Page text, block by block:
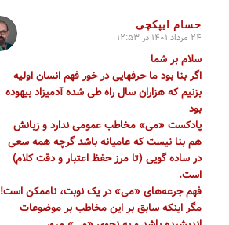
حسام ایپکچی
گفته:24 مرداد 1401 در 12:53
سلام بر شما
اگر بنا بود ما حرفهایی در خور فهم انسان اولیه
بزنیم که هزاران سال راه طی شده آدمیزاد بیهوده
بود
پادکست «می» مخاطب عمومی ندارد و زبانش
هم بنا نیست که عامیانه باشد گرچه همه سعی
در ساده گویی (تا مرز حفظ اعتبار و دقت کلام)
است.
فهم جرعه‌های «می» در یک نوبت، ناممکن است!
مگر اینکه سابق بر این مخاطب بر موضوعات